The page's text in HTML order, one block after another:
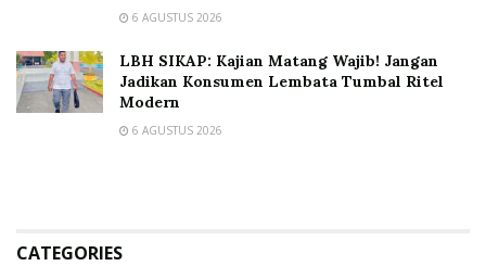
6 AGUSTUS 2026
LBH SIKAP: Kajian Matang Wajib! Jangan
Jadikan Konsumen Lembata Tumbal Ritel
Modern
6 AGUSTUS 2026
CATEGORIES